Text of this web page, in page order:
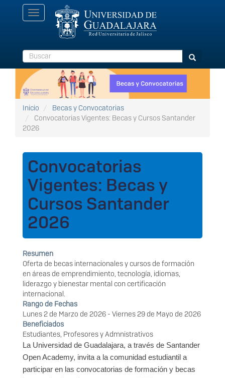
Toggle
navigation
Buscar Buscar
Inicio
Becas y Convocatorias
Convocatorias Vigentes: Becas y Cursos Santander
2026
Convocatorias
Vigentes: Becas y
Cursos Santander
2026
Resumen
Oferta de becas internacionales y cursos de formación
en áreas de emprendimiento, tecnología, idiomas,
liderazgo y bienestar mental con certificación
internacional.
Rango de Fechas
Lunes 2 de Marzo de 2026 - Viernes 29 de Mayo de 2026
Beneficiados
Estudiantes, Profesores y Admnistrativos
La Universidad de Guadalajara, a través de Santander
Open Academy, invita a la comunidad estudiantil a
participar en las convocatorias de formación y becas